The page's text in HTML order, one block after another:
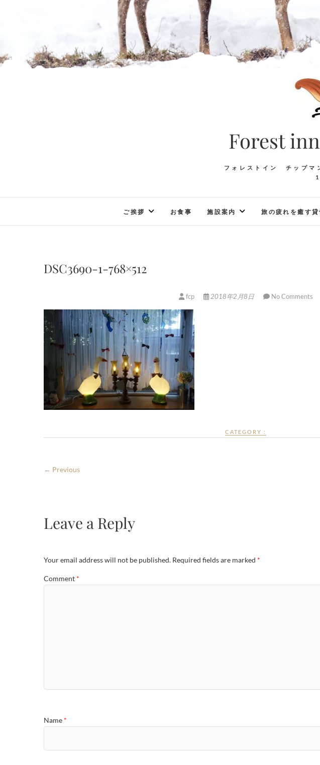
Forest
フォレストイン チップ
ご挨拶 お食事 施設案内 旅の疲れを癒す貸
DSC3690-1-768×512
fcp 2018年2月8日 No Comments
CATEGORY :
← Previous
Leave a Reply
Your email address will not be published. Required fields are marked *
Comment *
Name *